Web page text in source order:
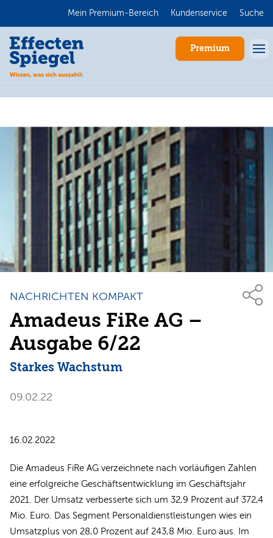
Mein Premium-Bereich Kundenservice Suche
Premium
NACHRICHTEN KOMPAKT
Amadeus FiRe AG –
Ausgabe 6/22
Starkes Wachstum
09.02.22
16.02.2022
Die Amadeus FiRe AG verzeichnete nach vorläufigen Zahlen
eine erfolgreiche Geschäftsentwicklung im Geschäftsjahr
2021. Der Umsatz verbesserte sich um 32,9 Prozent auf 372,4
Mio. Euro. Das Segment Personaldienstleistungen wies ein
Umsatzplus von 28,0 Prozent auf 243,8 Mio. Euro aus. Im
Anmelden